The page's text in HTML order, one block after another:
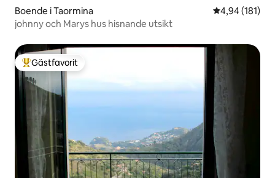
Boende i Taormina 4,94 av 5 i
4,94 (181)
johnny och Marys hus hisnande utsikt
Populär gästfavorit
Gästfavorit